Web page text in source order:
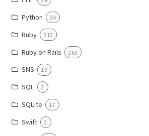
Python 94
Ruby 212
Ruby on Rails 263
SNS 19
SQL 2
SQLite 17
Swift 2